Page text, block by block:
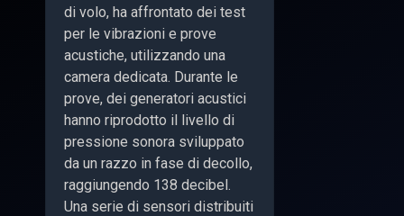
di volo, ha affrontato dei test
per le vibrazioni e prove
acustiche, utilizzando una
camera dedicata. Durante le
prove, dei generatori acustici
hanno riprodotto il livello di
pressione sonora sviluppato
da un razzo in fase di decollo,
raggiungendo 138 decibel.
Una serie di sensori distribuiti